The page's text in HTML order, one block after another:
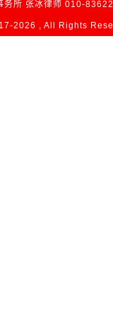
务所 张冰律师 010-
2026 , All Rights